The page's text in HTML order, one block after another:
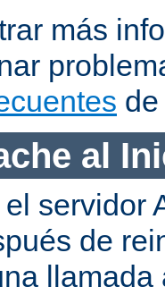
más
al
servidor
de